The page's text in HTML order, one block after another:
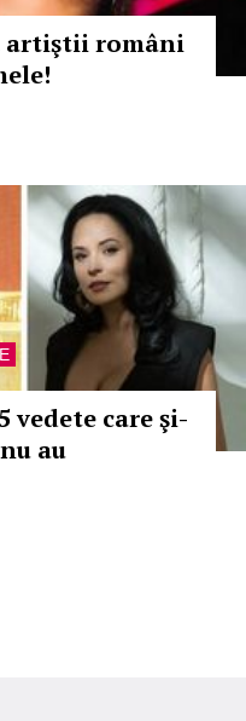
artiştii români
vedete care şi-
au